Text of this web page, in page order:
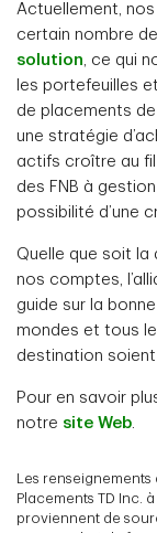
Actuellement,
certain nombre
solution, ce qui
les portefeuilles
de placements
une stratégie
actifs croître au fil
des FNB à
possibilité d’une
Quelle que soit la
nos comptes,
guide sur la
mondes et tous
destination
Pour en savoir
notre site Web.
Les
Placements TD Inc.
proviennent de